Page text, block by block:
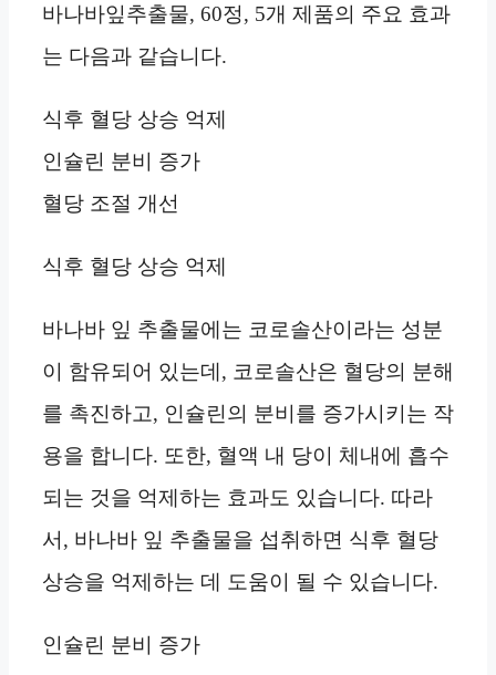
바나바잎추출물, 60정, 5개 제품의 주요 효과
는 다음과 같습니다.
식후 혈당 상승 억제
인슐린 분비 증가
혈당 조절 개선
식후 혈당 상승 억제
바나바 잎 추출물에는 코로솔산이라는 성분
이 함유되어 있는데, 코로솔산은 혈당의 분해
를 촉진하고, 인슐린의 분비를 증가시키는 작
용을 합니다. 또한, 혈액 내 당이 체내에 흡수
되는 것을 억제하는 효과도 있습니다. 따라
서, 바나바 잎 추출물을 섭취하면 식후 혈당
상승을 억제하는 데 도움이 될 수 있습니다.
인슐린 분비 증가